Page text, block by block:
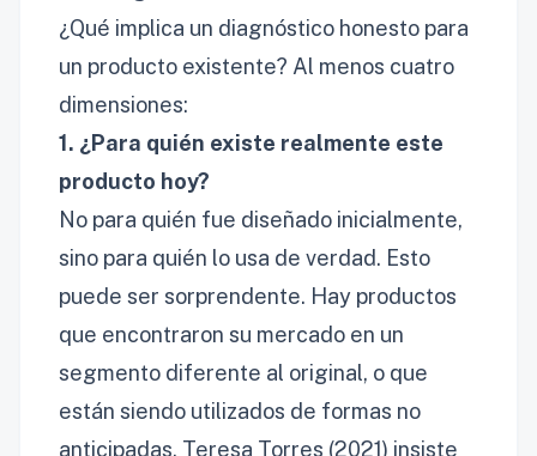
¿Qué implica un diagnóstico honesto para
un producto existente? Al menos cuatro
dimensiones:
1. ¿Para quién existe realmente este
producto hoy?
No para quién fue diseñado inicialmente,
sino para quién lo usa de verdad. Esto
puede ser sorprendente. Hay productos
que encontraron su mercado en un
segmento diferente al original, o que
están siendo utilizados de formas no
anticipadas. Teresa Torres (2021) insiste